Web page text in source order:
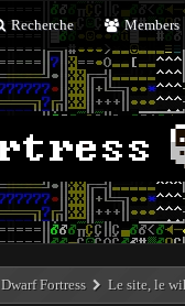
Recherche Members
Dwarf Fortress Le site, le